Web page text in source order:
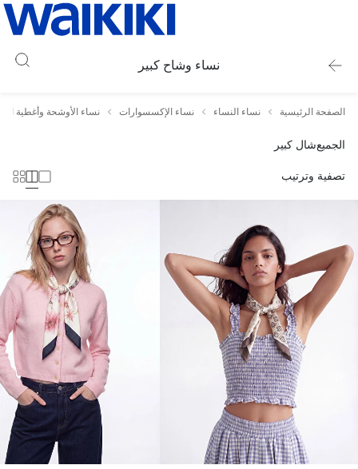
نساء وشاح كبير
الصفحة الرئيسية نساء النساء نساء الإكسسوارات نساء الأوشحة وأغطية
الجميعشال كبير
تصفية وترتيب